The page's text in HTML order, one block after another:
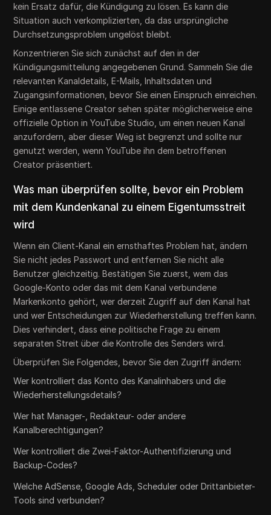
kein Ersatz dafür, die Kündigung zu lösen. Es kann die
Situation auch verkomplizierten, da das ursprüngliche
Durchsetzungsproblem ungelöst bleibt.
Konzentrieren Sie sich zunächst auf den in der
Kündigungsmitteilung angegebenen Grund. Sammeln Sie die
relevanten Kanaldetails, E-Mails, Inhaltsdaten und
Zugangsinformationen, bevor Sie einen Einspruch einreichen.
Einige entlassene Creator sehen später möglicherweise eine
offizielle Option in YouTube Studio, um einen neuen Kanal
anzufordern, aber dieser Weg ist begrenzt und sollte nur
genutzt werden, wenn YouTube ihn dem betroffenen
Creator präsentiert.
Was man überprüfen sollte, bevor ein Problem
mit dem Kundenkanal zu einem Eigentumsstreit
wird
Wenn ein Client-Kanal ein ernsthaftes Problem hat, ändern
Sie nicht jedes Passwort und entfernen Sie nicht alle
Benutzer gleichzeitig. Bestätigen Sie zuerst, wem das
Google-Konto oder das mit dem Kanal verbundene
Markenkonto gehört, wer derzeit Zugriff auf den Kanal hat
und wer Entscheidungen zur Wiederherstellung treffen kann.
Dies verhindert, dass eine politische Frage zu einem
separaten Streit über die Kontrolle des Senders wird.
Überprüfen Sie Folgendes, bevor Sie den Zugriff ändern:
Wer kontrolliert das Konto des Kanalinhabers und die
Wiederherstellungsdetails?
Wer hat Manager-, Redakteur- oder andere
Kanalberechtigungen?
Wer kontrolliert die Zwei-Faktor-Authentifizierung und
Backup-Codes?
Welche AdSense, Google Ads, Scheduler oder Drittanbieter-
Tools sind verbunden?